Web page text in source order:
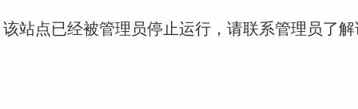
站点已经被管理员停止运行，请联系管理员了